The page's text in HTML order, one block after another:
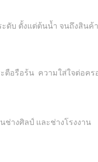
ดับ ตั้งแต่ต้นน้ำ จนถึงสินค้
อรือร้น ความใส่ใจต่อคร
ช่างศิลป์ และช่างโรงงาน